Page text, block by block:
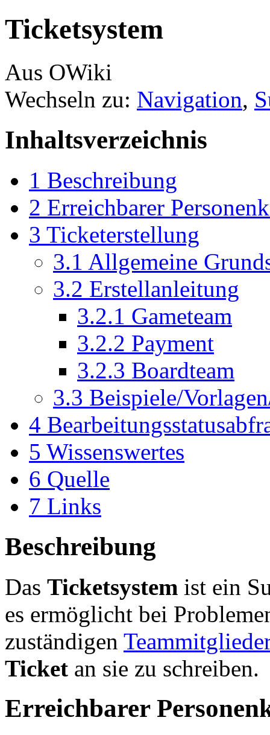
Ticketsystem
Aus OWiki
Wechseln zu: Navigation,
Inhaltsverzeichnis
1 Beschreibung
2 Erreichbarer
3 Ticketerstellung
3.1 Allgemeine
3.2 Erstellanleitung
3.2.1 Gameteam
3.2.2 Payment
3.2.3 Boardteam
3.3 Beispiele/
4
5 Wissenswertes
6 Quelle
7 Links
Beschreibung
Das Ticketsystem ist ein
es ermöglicht bei
zuständigen
Ticket an sie zu schreiben.
Erreichbarer